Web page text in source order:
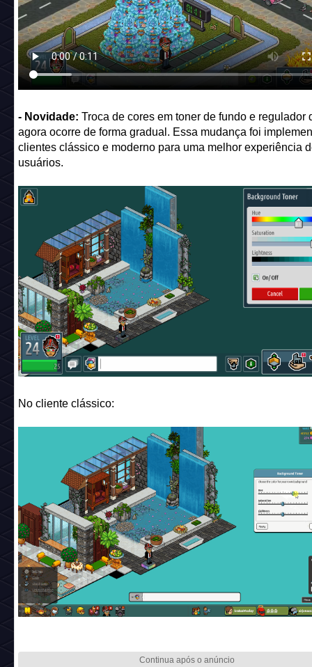
- Novidade: Troca de cores em toner de fundo e regulador
agora ocorre de forma gradual. Essa mudança foi
clientes clássico e moderno para uma melhor experiência
usuários.
No cliente clássico: